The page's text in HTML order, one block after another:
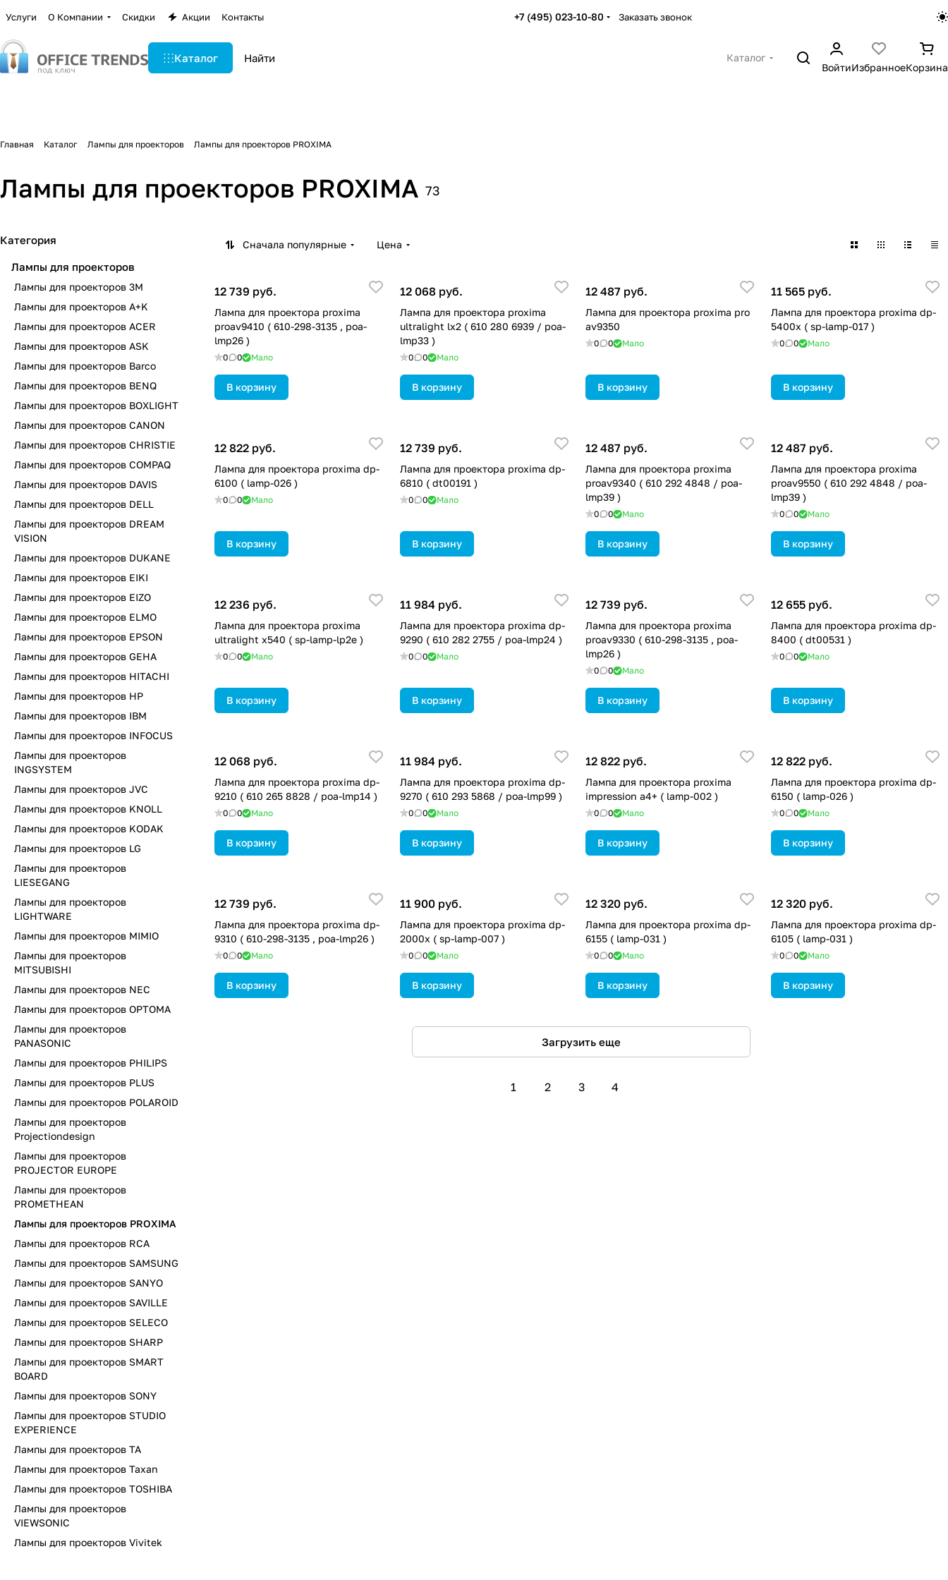
Услуги О Компании Скидки Акции Контакты +7 (495) 023-10-80 Заказать звонок
Каталог
Каталог
ВойтиИзбранноеКорзина
Главная Каталог Лампы для проекторов Лампы для проекторов PROXIMA
Лампы для проекторов PROXIMA 73
Сначала популярные Цена
12 739 руб.
Лампа для проектора proxima
proav9410 ( 610-298-3135 , poa-
lmp26 )
0 0 Мало
В корзину
12 068 руб.
Лампа для проектора proxima
ultralight lx2 ( 610 280 6939 / poa-
lmp33 )
0 0 Мало
В корзину
12 487 руб.
Лампа для проектора proxima pro
av9350
0 0 Мало
В корзину
11 565 руб.
Лампа для проектора proxima dp-
5400x ( sp-lamp-017 )
0 0 Мало
В корзину
12 822 руб.
Лампа для проектора proxima dp-
6100 ( lamp-026 )
0 0 Мало
В корзину
12 739 руб.
Лампа для проектора proxima dp-
6810 ( dt00191 )
0 0 Мало
В корзину
12 487 руб.
Лампа для проектора proxima
proav9340 ( 610 292 4848 / poa-
lmp39 )
0 0 Мало
В корзину
12 487 руб.
Лампа для проектора proxima
proav9550 ( 610 292 4848 / poa-
lmp39 )
0 0 Мало
В корзину
12 236 руб.
Лампа для проектора proxima
ultralight x540 ( sp-lamp-lp2e )
0 0 Мало
В корзину
11 984 руб.
Лампа для проектора proxima dp-
9290 ( 610 282 2755 / poa-lmp24 )
0 0 Мало
В корзину
12 739 руб.
Лампа для проектора proxima
proav9330 ( 610-298-3135 , poa-
lmp26 )
0 0 Мало
В корзину
12 655 руб.
Лампа для проектора proxima dp-
8400 ( dt00531 )
0 0 Мало
В корзину
12 068 руб.
Лампа для проектора proxima dp-
9210 ( 610 265 8828 / poa-lmp14 )
0 0 Мало
В корзину
11 984 руб.
Лампа для проектора proxima dp-
9270 ( 610 293 5868 / poa-lmp99 )
0 0 Мало
В корзину
12 822 руб.
Лампа для проектора proxima
impression a4+ ( lamp-002 )
0 0 Мало
В корзину
12 822 руб.
Лампа для проектора proxima dp-
6150 ( lamp-026 )
0 0 Мало
В корзину
12 739 руб.
Лампа для проектора proxima dp-
9310 ( 610-298-3135 , poa-lmp26 )
0 0 Мало
В корзину
11 900 руб.
Лампа для проектора proxima dp-
2000x ( sp-lamp-007 )
0 0 Мало
В корзину
12 320 руб.
Лампа для проектора proxima dp-
6155 ( lamp-031 )
0 0 Мало
В корзину
12 320 руб.
Лампа для проектора proxima dp-
6105 ( lamp-031 )
0 0 Мало
В корзину
Загрузить еще
1 2 3 4
Категория
Лампы для проекторов
Лампы для проекторов 3M
Лампы для проекторов A+K
Лампы для проекторов ACER
Лампы для проекторов ASK
Лампы для проекторов Barco
Лампы для проекторов BENQ
Лампы для проекторов BOXLIGHT
Лампы для проекторов CANON
Лампы для проекторов CHRISTIE
Лампы для проекторов COMPAQ
Лампы для проекторов DAVIS
Лампы для проекторов DELL
Лампы для проекторов DREAM
VISION
Лампы для проекторов DUKANE
Лампы для проекторов EIKI
Лампы для проекторов EIZO
Лампы для проекторов ELMO
Лампы для проекторов EPSON
Лампы для проекторов GEHA
Лампы для проекторов HITACHI
Лампы для проекторов HP
Лампы для проекторов IBM
Лампы для проекторов INFOCUS
Лампы для проекторов
INGSYSTEM
Лампы для проекторов JVC
Лампы для проекторов KNOLL
Лампы для проекторов KODAK
Лампы для проекторов LG
Лампы для проекторов
LIESEGANG
Лампы для проекторов
LIGHTWARE
Лампы для проекторов MIMIO
Лампы для проекторов
MITSUBISHI
Лампы для проекторов NEC
Лампы для проекторов OPTOMA
Лампы для проекторов
PANASONIC
Лампы для проекторов PHILIPS
Лампы для проекторов PLUS
Лампы для проекторов POLAROID
Лампы для проекторов
Projectiondesign
Лампы для проекторов
PROJECTOR EUROPE
Лампы для проекторов
PROMETHEAN
Лампы для проекторов PROXIMA
Лампы для проекторов RCA
Лампы для проекторов SAMSUNG
Лампы для проекторов SANYO
Лампы для проекторов SAVILLE
Лампы для проекторов SELECO
Лампы для проекторов SHARP
Лампы для проекторов SMART
BOARD
Лампы для проекторов SONY
Лампы для проекторов STUDIO
EXPERIENCE
Лампы для проекторов TA
Лампы для проекторов Taxan
Лампы для проекторов TOSHIBA
Лампы для проекторов
VIEWSONIC
Лампы для проекторов Vivitek